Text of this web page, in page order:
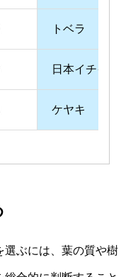
トベラ
日本イチイ
ケヤキ
選ぶには、葉の質や樹